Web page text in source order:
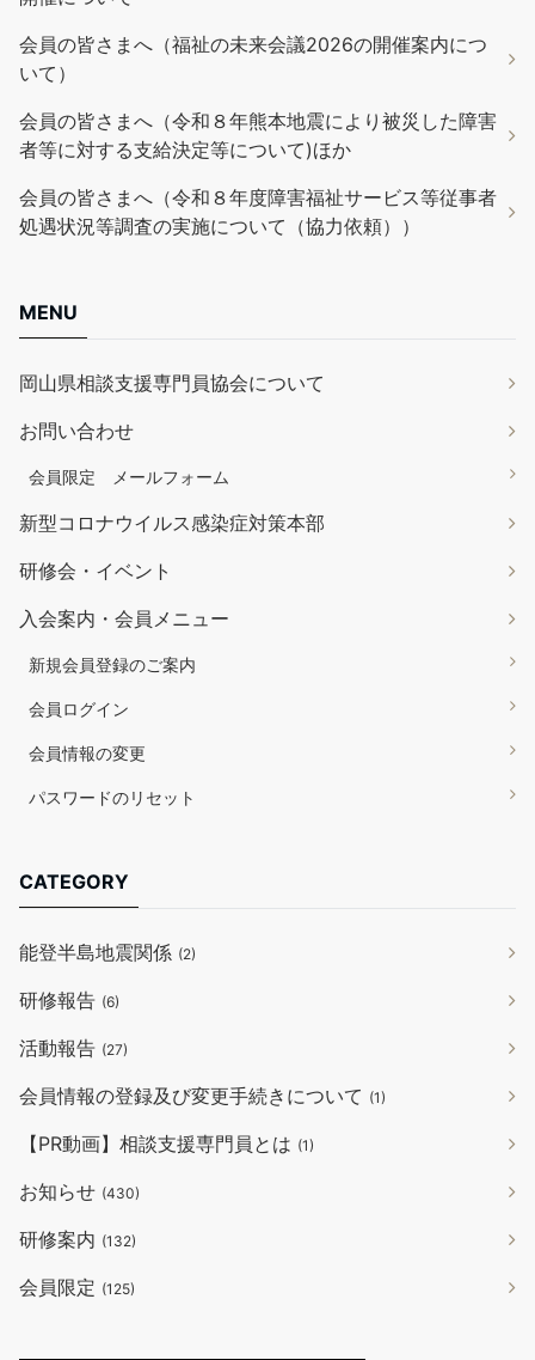
会員の皆さまへ（福祉の未来会議2026の開催案内につ
いて）
会員の皆さまへ（令和８年熊本地震により被災した障害
者等に対する支給決定等について)ほか
会員の皆さまへ（令和８年度障害福祉サービス等従事者
処遇状況等調査の実施について（協力依頼））
MENU
岡山県相談支援専門員協会について
お問い合わせ
会員限定 メールフォーム
新型コロナウイルス感染症対策本部
研修会・イベント
入会案内・会員メニュー
新規会員登録のご案内
会員ログイン
会員情報の変更
パスワードのリセット
CATEGORY
能登半島地震関係 (2)
研修報告 (6)
活動報告 (27)
会員情報の登録及び変更手続きについて (1)
【PR動画】相談支援専門員とは (1)
お知らせ (430)
研修案内 (132)
会員限定 (125)